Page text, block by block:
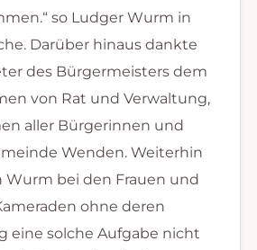
so Ludger Wurm in
Darüber hinaus dankte
des Bürgermeisters dem
von Rat und Verwaltung,
aller Bürgerinnen und
Wenden. Weiterhin
Wurm bei den Frauen und
ohne deren
eine solche Aufgabe nicht